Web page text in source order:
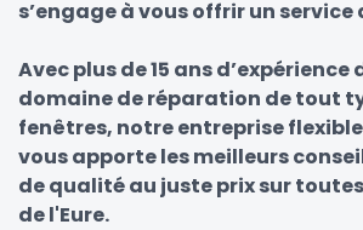
s’engage à vous offrir un
Avec plus de 15 ans d’expérience
domaine de réparation de tout
fenêtres, notre entreprise
vous apporte les meilleurs
de qualité au juste prix sur
de l'Eure.